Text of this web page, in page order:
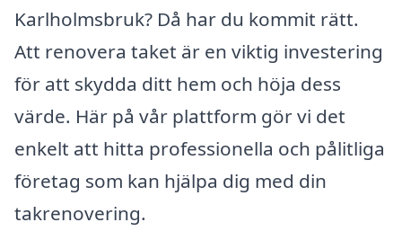
Karlholmsbruk? Då har du kommit rätt.
Att renovera taket är en viktig investering
för att skydda ditt hem och höja dess
värde. Här på vår plattform gör vi det
enkelt att hitta professionella och pålitliga
företag som kan hjälpa dig med din
takrenovering.